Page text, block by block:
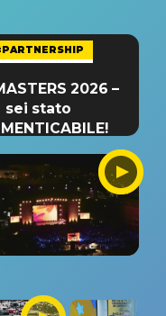
2026 –
sei stato